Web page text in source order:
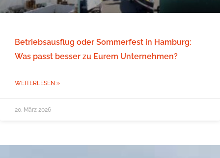
Betriebsausflug oder Sommerfest in Hamburg:
Was passt besser zu Eurem Unternehmen?
WEITERLESEN »
20. März 2026